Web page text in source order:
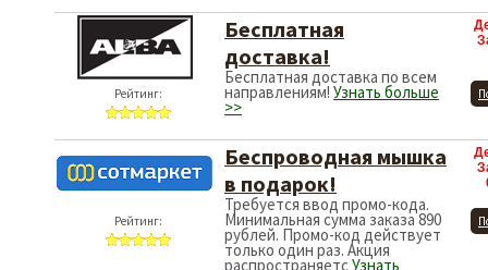
Рейтинг:
Бесплатная
доставка!
Бесплатная доставка по всем
направлениям! Узнать больше
>>
Рейтинг:
Беспроводная мышка
в подарок!
Требуется ввод промо-кода.
Минимальная сумма заказа 890
рублей. Промо-код действует
только один раз. Акция
распространяетсУзнать